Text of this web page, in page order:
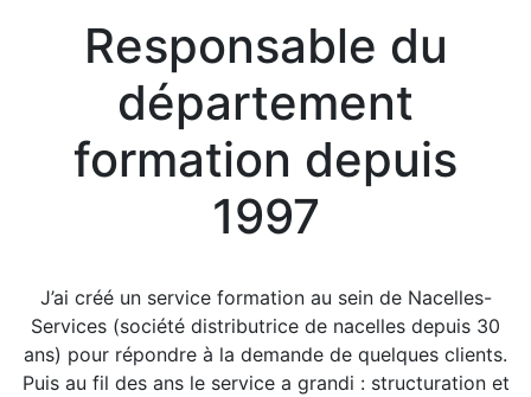
Responsable du
département
formation depuis
1997
J’ai créé un service formation au sein de Nacelles-
Services (société distributrice de nacelles depuis 30
ans) pour répondre à la demande de quelques clients.
Puis au fil des ans le service a grandi : structuration et